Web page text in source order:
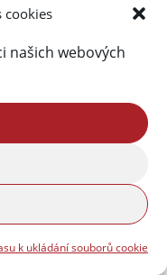
cookies
našich webových
k ukládání souborů cookie